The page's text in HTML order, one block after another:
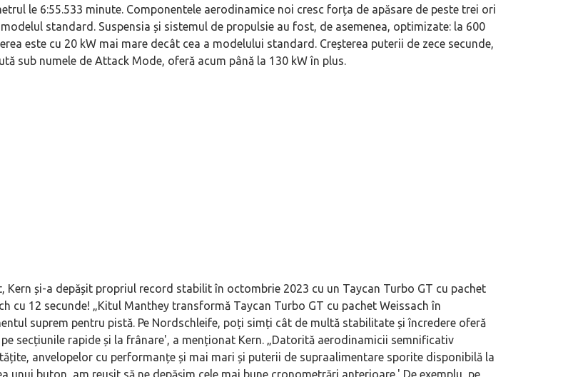
le 6:55.533 minute. Componentele aerodinamice noi cresc forța de apăsare de peste trei ori
standard. Suspensia și sistemul de propulsie au fost, de asemenea, optimizate: la 600
este cu 20 kW mai mare decât cea a modelului standard. Creșterea puterii de zece secunde,
sub numele de Attack Mode, oferă acum până la 130 kW în plus.
Kern și-a depășit propriul record stabilit în octombrie 2023 cu un Taycan Turbo GT cu pachet
cu 12 secunde! „Kitul Manthey transformă Taycan Turbo GT cu pachet Weissach în
suprem pentru pistă. Pe Nordschleife, poți simți cât de multă stabilitate și încredere oferă
pe secțiunile rapide și la frânare', a menționat Kern. „Datorită aerodinamicii semnificativ
anvelopelor cu performanțe și mai mari și puterii de supraalimentare sporite disponibilă la
unui buton, am reușit să ne depășim cele mai bune cronometrări anterioare.' De exemplu, pe